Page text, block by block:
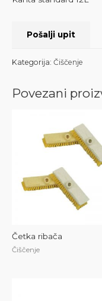
Pošalji upit
Kategorija: Čiščenje
Povezani
Četka ribača
Čiščenje